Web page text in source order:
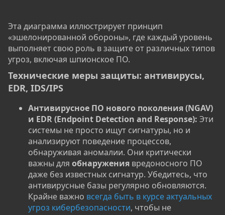
Эта диаграмма иллюстрирует принцип
«эшелонированной обороны», где каждый уровень
выполняет свою роль в защите от различных типов
угроз, включая шпионское ПО.
Технические меры защиты: антивирусы,
EDR, IDS/IPS​
Антивирусное ПО нового поколения (NGAV)
и EDR (Endpoint Detection and Response): Эти
системы не просто ищут сигнатуры, но и
анализируют поведение процессов,
обнаруживая аномалии. Они критически
важны для обнаружения вредоносного ПО
даже без известных сигнатур. Убедитесь, что
антивирусные базы регулярно обновляются.
Крайне важно всегда быть в курсе актуальных
угроз кибербезопасности, чтобы не